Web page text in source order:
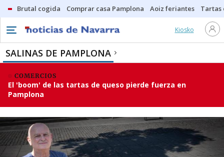
Brutal cogida Comprar casa Pamplona Aoiz feriantes Tartas
Kiosko
SALINAS DE PAMPLONA
COMERCIOS
El 'boom' de las tartas de queso pierde fuerza en
Pamplona